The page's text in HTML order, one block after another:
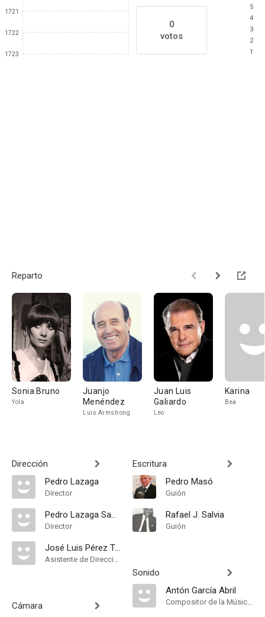
1721
1722
1723
0
votos
5
4
3
2
1
Reparto
Sonia Bruno
Yola
Juanjo
Menéndez
Luis Armstrong
Juan Luis
Galiardo
Leo
Karina
Bea
Dirección
Pedro Lazaga
Director
Pedro Lazaga Sabater
Director
José Luis Pérez Tristán
Asistente de Dirección
Cámara
Escritura
Pedro Masó
Guión
Rafael J. Salvia
Guión
Sonido
Antón García Abril
Compositor de la Música Original, Música